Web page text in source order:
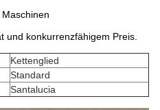
und konkurrenzfähigem Preis.
Kettenglied
Standard
Santalucia